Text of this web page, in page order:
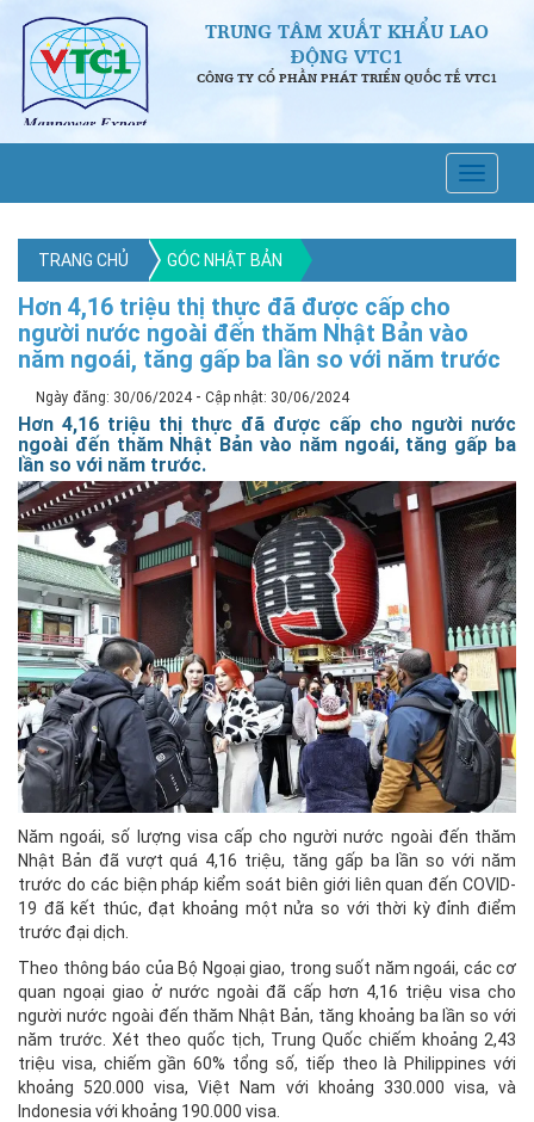
TRUNG TÂM XUẤT KHẨU LAO
ĐỘNG VTC1
CÔNG TY CỔ PHẦN PHÁT TRIỂN QUỐC TẾ VTC1
TRANG CHỦ GÓC NHẬT BẢN
Hơn 4,16 triệu thị thực đã được cấp cho
người nước ngoài đến thăm Nhật Bản vào
năm ngoái, tăng gấp ba lần so với năm trước
Ngày đăng: 30/06/2024- Cập nhật: 30/06/2024
Hơn 4,16 triệu thị thực đã được cấp cho người nước
ngoài đến thăm Nhật Bản vào năm ngoái, tăng gấp ba
lần so với năm trước.
Năm ngoái, số lượng visa cấp cho người nước ngoài đến thăm
Nhật Bản đã vượt quá 4,16 triệu, tăng gấp ba lần so với năm
trước do các biện pháp kiểm soát biên giới liên quan đến COVID-
19 đã kết thúc, đạt khoảng một nửa so với thời kỳ đỉnh điểm
trước đại dịch.
Theo thông báo của Bộ Ngoại giao, trong suốt năm ngoái, các cơ
quan ngoại giao ở nước ngoài đã cấp hơn 4,16 triệu visa cho
người nước ngoài đến thăm Nhật Bản, tăng khoảng ba lần so với
năm trước. Xét theo quốc tịch, Trung Quốc chiếm khoảng 2,43
triệu visa, chiếm gần 60% tổng số, tiếp theo là Philippines với
khoảng 520.000 visa, Việt Nam với khoảng 330.000 visa, và
Indonesia với khoảng 190.000 visa.